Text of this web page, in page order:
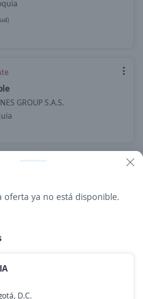
GROUP S.A.S.
del sector
oferta ya no está disponible.
D.C.